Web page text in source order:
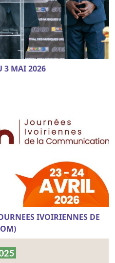
3 MAI 2026
IVOIRIENNES DE